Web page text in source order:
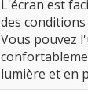
L'écran est
des
Vous pouvez
lumière et en